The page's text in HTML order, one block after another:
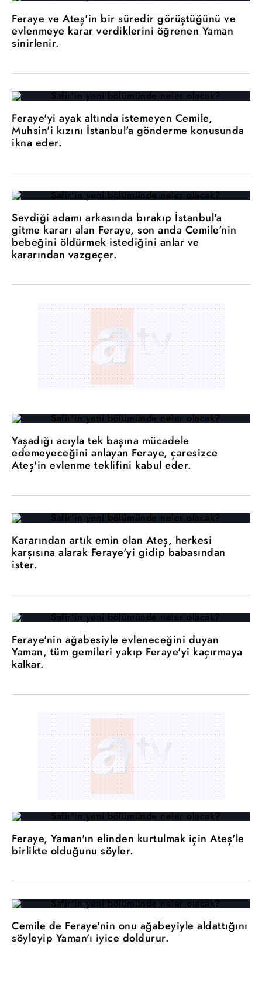
Feraye ve Ateş'in bir süredir görüştüğünü ve
evlenmeye karar verdiklerini öğrenen Yaman
sinirlenir.
Feraye'yi ayak altında istemeyen Cemile,
Muhsin'i kızını İstanbul'a gönderme konusunda
ikna eder.
Sevdiği adamı arkasında bırakıp İstanbul'a
gitme kararı alan Feraye, son anda Cemile'nin
bebeğini öldürmek istediğini anlar ve
kararından vazgeçer.
Yaşadığı acıyla tek başına mücadele
edemeyeceğini anlayan Feraye, çaresizce
Ateş'in evlenme teklifini kabul eder.
Kararından artık emin olan Ateş, herkesi
karşısına alarak Feraye'yi gidip babasından
ister.
Feraye'nin ağabesiyle evleneceğini duyan
Yaman, tüm gemileri yakıp Feraye'yi kaçırmaya
kalkar.
Feraye, Yaman'ın elinden kurtulmak için Ateş'le
birlikte olduğunu söyler.
Cemile de Feraye'nin onu ağabeyiyle aldattığını
söyleyip Yaman'ı iyice doldurur.